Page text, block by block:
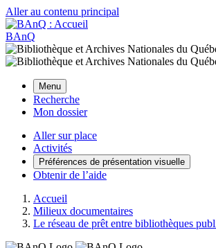
Aller au contenu principal
BAnQ
Menu
Recherche
Mon dossier
Aller sur place
Activités
Préférences de présentation visuelle
Obtenir de l’aide
Accueil
Milieux documentaires
Le réseau de prêt entre bibliothèques